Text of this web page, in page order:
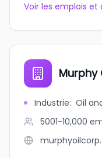
Voir les emplois et
Murphy
Industrie: Oil
5001-10,000